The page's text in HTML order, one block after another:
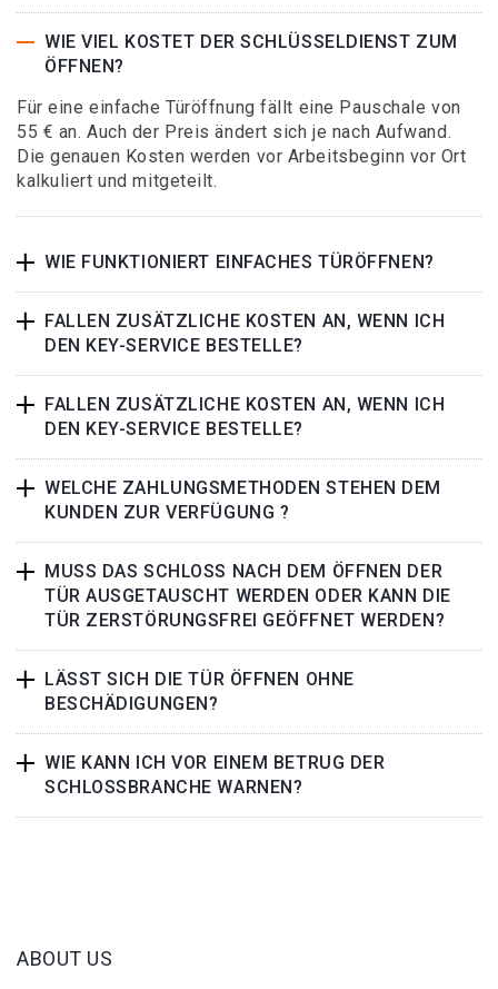
WIE VIEL KOSTET DER SCHLÜSSELDIENST ZUM
ÖFFNEN?
Für eine einfache Türöffnung fällt eine Pauschale von
55 € an. Auch der Preis ändert sich je nach Aufwand.
Die genauen Kosten werden vor Arbeitsbeginn vor Ort
kalkuliert und mitgeteilt.
WIE FUNKTIONIERT EINFACHES TÜRÖFFNEN?
FALLEN ZUSÄTZLICHE KOSTEN AN, WENN ICH
DEN KEY-SERVICE BESTELLE?
FALLEN ZUSÄTZLICHE KOSTEN AN, WENN ICH
DEN KEY-SERVICE BESTELLE?
WELCHE ZAHLUNGSMETHODEN STEHEN DEM
KUNDEN ZUR VERFÜGUNG ?
MUSS DAS SCHLOSS NACH DEM ÖFFNEN DER
TÜR AUSGETAUSCHT WERDEN ODER KANN DIE
TÜR ZERSTÖRUNGSFREI GEÖFFNET WERDEN?
LÄSST SICH DIE TÜR ÖFFNEN OHNE
BESCHÄDIGUNGEN?
WIE KANN ICH VOR EINEM BETRUG DER
SCHLOSSBRANCHE WARNEN?
ABOUT US